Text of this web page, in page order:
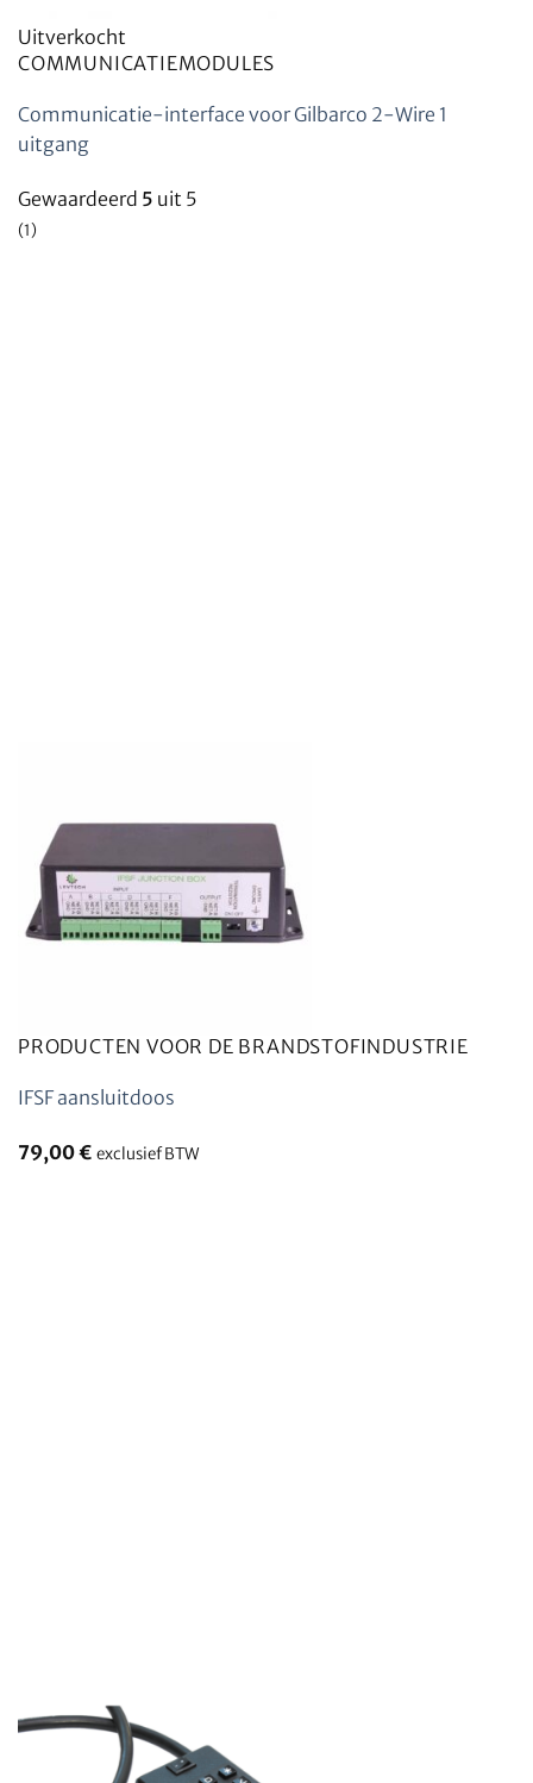
Uitverkocht
COMMUNICATIEMODULES
Communicatie-interface voor Gilbarco 2-Wire 1
uitgang
Gewaardeerd 5 uit 5
(1)
PRODUCTEN VOOR DE BRANDSTOFINDUSTRIE
IFSF aansluitdoos
79,00€ exclusief BTW